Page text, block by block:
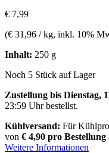
€ 7,99
(€ 31,96 / kg, inkl. 10%
Inhalt: 250 g
Noch 5 Stück auf Lager
Zustellung bis Dienstag,
23:59 Uhrbestellst.
Kühlversand: Für
von € 4,90 pro Bestellung
Weitere Informationen